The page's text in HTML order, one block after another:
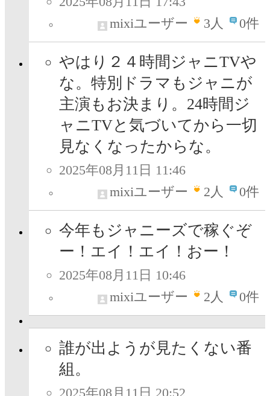
mixiユーザー
3人 0件
やはり２４時間ジャニTVや
な。特別ドラマもジャニが
主演もお決まり。24時間ジ
ャニTVと気づいてから一切
見なくなったからな。
2025年08月11日 11:46
mixiユーザー
2人 0件
今年もジャニーズで稼ぐぞ
ー！エイ！エイ！おー！
2025年08月11日 10:46
mixiユーザー
2人 0件
誰が出ようが見たくない番
組。
2025年08月11日 20:52